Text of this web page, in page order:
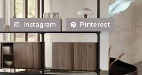
Instagram Pinterest